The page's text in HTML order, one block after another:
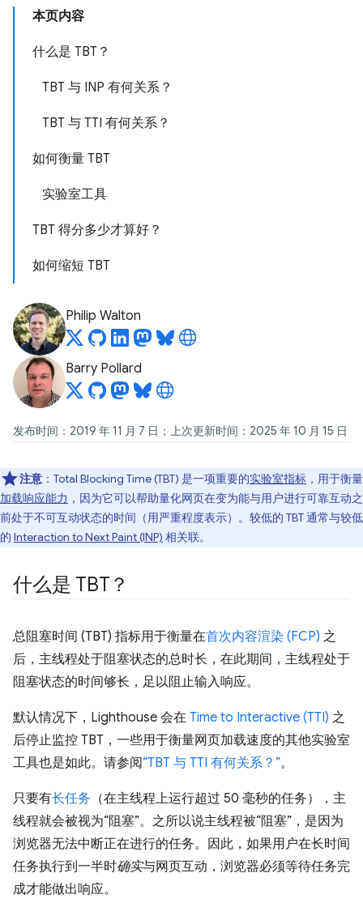
本页内容
什么是 TBT？
TBT 与 INP 有何关系？
TBT 与 TTI 有何关系？
如何衡量 TBT
实验室工具
TBT 得分多少才算好？
如何缩短 TBT
Philip Walton
Barry Pollard
发布时间：2019 年 11 月 7 日；上次更新时间：2025 年 10 月 15 日
注意 ：Total Blocking Time (TBT) 是一项重要的实验室指标 ，用于衡量
加载响应能力 ，因为它可以帮助量化网页在变为能与用户进行可靠互动之
前处于不可互动状态的时间（用严重程度表示）。较低的 TBT 通常与较低
的 Interaction to Next Paint (INP) 相关联。
什么是 TBT？
总阻塞时间 (TBT) 指标用于衡量在首次内容渲染 (FCP) 之
后，主线程处于阻塞状态的总时长，在此期间，主线程处于
阻塞状态的时间够长，足以阻止输入响应。
默认情况下，Lighthouse 会在 Time to Interactive (TTI) 之
后停止监控 TBT，一些用于衡量网页加载速度的其他实验室
工具也是如此。请参阅“TBT 与 TTI 有何关系？”。
只要有长任务 （在主线程上运行超过 50 毫秒的任务），主
线程就会被视为“阻塞”。之所以说主线程被“阻塞”，是因为
浏览器无法中断正在进行的任务。因此，如果用户在长时间
任务执行到一半时确实与网页互动，浏览器必须等待任务完
成才能做出响应。